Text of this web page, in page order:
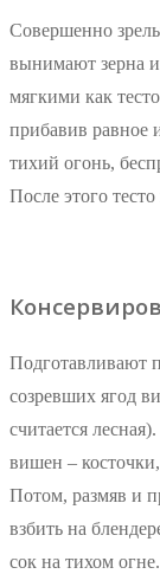
Совершенно
вынимают зерна
мягкими как
прибавив равное
тихий огонь,
После этого
Подготавливают
созревших ягод
считается
вишен –
Потом, размяв и
взбить на
сок на тихом